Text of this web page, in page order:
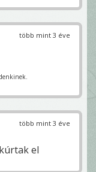
több mint 3 éve
több mint 3 éve
el